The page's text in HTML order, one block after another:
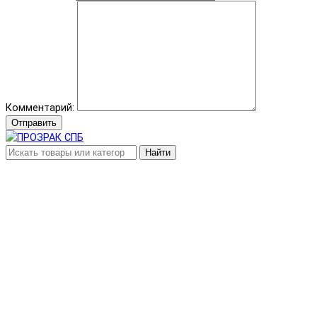
Комментарий:
Отправить
Найти